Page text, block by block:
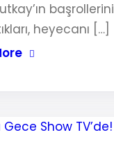
başrollerini
heyecanı […]